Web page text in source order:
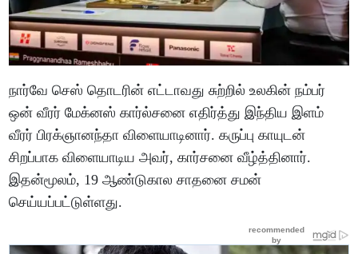
நார்வே செஸ் தொடரின் எட்டாவது சுற்றில் உலகின் நம்பர்
ஒன் வீரர் மேக்னஸ் கார்ல்சனை எதிர்த்து இந்திய இளம்
வீரர் பிரக்ஞானந்தா விளையாடினார். கருப்பு காயுடன்
சிறப்பாக விளையாடிய அவர், கார்சனை வீழ்த்தினார்.
இதன்மூலம், 19 ஆண்டுகால சாதனை சமன்
செய்யப்பட்டுள்ளது.